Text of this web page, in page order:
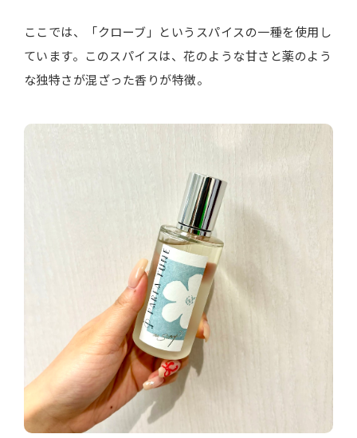
ここでは、「クローブ」というスパイスの一種を使用し
ています。このスパイスは、花のような甘さと薬のよう
な独特さが混ざった香りが特徴。